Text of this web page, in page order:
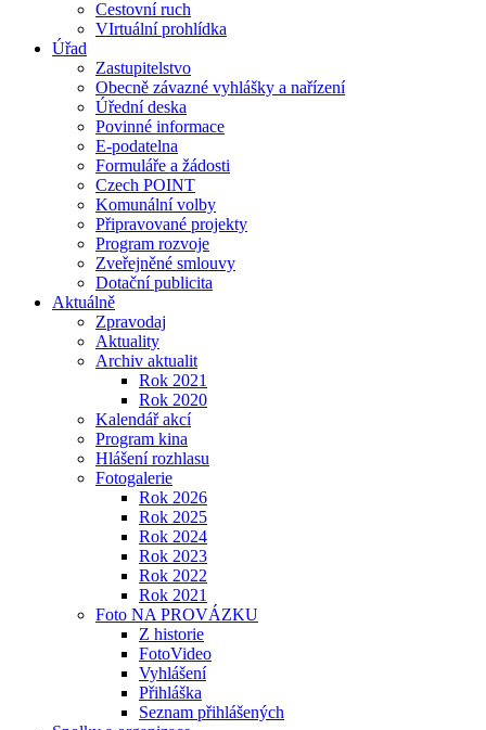
Cestovní ruch
VIrtuální prohlídka
Úřad
Zastupitelstvo
Obecně závazné vyhlášky a nařízení
Úřední deska
Povinné informace
E-podatelna
Formuláře a žádosti
Czech POINT
Komunální volby
Připravované projekty
Program rozvoje
Zveřejněné smlouvy
Dotační publicita
Aktuálně
Zpravodaj
Aktuality
Archiv aktualit
Rok 2021
Rok 2020
Kalendář akcí
Program kina
Hlášení rozhlasu
Fotogalerie
Rok 2026
Rok 2025
Rok 2024
Rok 2023
Rok 2022
Rok 2021
Foto NA PROVÁZKU
Z historie
FotoVideo
Vyhlášení
Přihláška
Seznam přihlášených